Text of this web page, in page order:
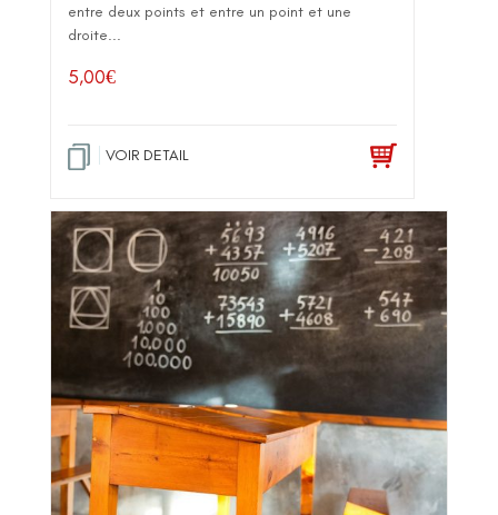
entre deux points et entre un point et une
droite...
5,00€
VOIR DETAIL